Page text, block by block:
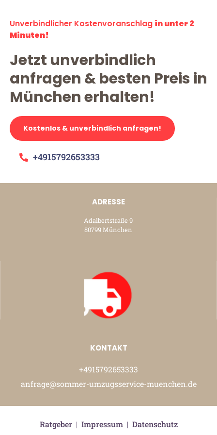
Unverbindlicher Kostenvoranschlag in unter 2
Minuten!
Jetzt unverbindlich
anfragen & besten Preis in
München erhalten!
Kostenlos & unverbindlich anfragen!
+4915792653333
ADRESSE
Adalbertstraße 9
80799 München
KONTAKT
+4915792653333
anfrage@sommer-umzugsservice-muenchen.de
Ratgeber| Impressum| Datenschutz